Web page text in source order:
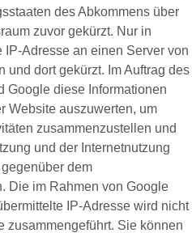
des Abkommens über
zuvor gekürzt. Nur in
Adresse an einen Server von
und dort gekürzt. Im Auftrag des
Google diese Informationen
Website auszuwerten, um
zusammenzustellen und
und der Internetnutzung
dem
Die im Rahmen von Google
IP-Adresse wird nicht
zusammengeführt. Sie können